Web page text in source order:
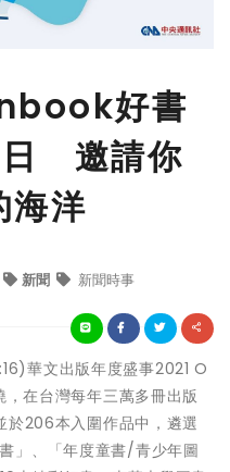
好書
日 邀請你
海洋
新聞 新聞時事
華文出版年度盛事2021 O
在台灣每年三萬多冊出版
206本入圍作品中，遴選
」、「年度童書/青少年圖